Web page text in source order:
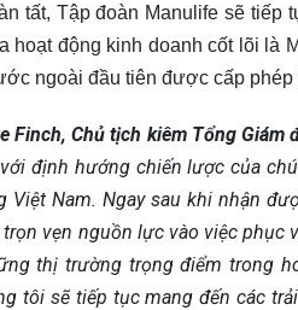
tất, Tập đoàn Manulife sẽ tiếp
hoạt động kinh doanh cốt lõi là
ngoài đầu tiên được cấp phép
Finch, Chủ tịch kiêm Tổng Giám
định hướng chiến lược của
Việt Nam. Ngay sau khi nhận
vẹn nguồn lực vào việc phục
thị trường trọng điểm trong
tôi sẽ tiếp tục mang đến các